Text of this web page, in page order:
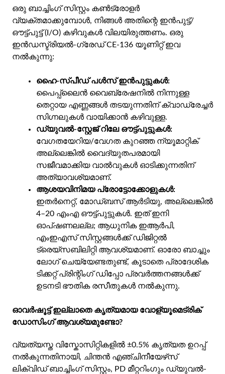
ഒരു ബാച്ചിംഗ് സിസ്റ്റം കൺട്രോളർ
വ്യക്തമാക്കുമ്പോൾ, നിങ്ങൾ അതിന്റെ ഇൻപുട്ട്/
ഔട്ട്പുട്ട് (I/O) കഴിവുകൾ വിലയിരുത്തണം. ഒരു
ഇൻഡസ്ട്രിയൽ-ഗ്രേഡ് CE-136 യൂണിറ്റ് ഇവ
നൽകുന്നു:
ഹൈ-സ്പീഡ് പൾസ് ഇൻപുട്ടുകൾ:
പൈപ്പ്‌ലൈൻ വൈബ്രേഷനിൽ നിന്നുള്ള
തെറ്റായ എണ്ണങ്ങൾ തടയുന്നതിന് ക്വാഡ്രേച്ചർ
സിഗ്നലുകൾ വായിക്കാൻ കഴിവുള്ള.
ഡ്യുവൽ-സ്റ്റേജ് റിലേ ഔട്ട്പുട്ടുകൾ:
വേഗതയേറിയ/വേഗത കുറഞ്ഞ ന്യൂമാറ്റിക്
അല്ലെങ്കിൽ വൈദ്യുതപരമായി
സജീവമാക്കിയ വാൽവുകൾ ഓടിക്കുന്നതിന്
അത്യാവശ്യമാണ്.
ആശയവിനിമയ പ്രോട്ടോക്കോളുകൾ:
ഇതർനെറ്റ്, മോഡ്ബസ് ആർ‌ടി‌യു, അല്ലെങ്കിൽ
4–20 എം‌എ ഔട്ട്‌പുട്ടുകൾ. ഇത് ഇനി
ഓപ്‌ഷണലല്ല; ആധുനിക ഇആർ‌പി,
എം‌ഇ‌എസ് സിസ്റ്റങ്ങൾക്ക് ഡിജിറ്റൽ
ട്രെയ്‌സബിലിറ്റി ആവശ്യമാണ്. ഓരോ ബാച്ചും
ലോഗ് ചെയ്യേണ്ടതുണ്ട്, കൂടാതെ പ്രാദേശിക
ടിക്കറ്റ് പ്രിന്റിംഗ് ഡിപ്പോ പ്രവർത്തനങ്ങൾക്ക്
ഉടനടി ഭൗതിക രസീതുകൾ നൽകുന്നു.
ഓവർഷൂട്ട് ഇല്ലാതെ കൃത്യമായ വോള്യൂമെട്രിക്
ഡോസിംഗ് ആവശ്യമുണ്ടോ?
വ്യത്യസ്ത വിസ്കോസിറ്റികളിൽ ±0.5% കൃത്യത ഉറപ്പ്
നൽകുന്നതിനായി, ചിന്തൻ എഞ്ചിനീയേഴ്‌സ്
ലിക്വിഡ് ബാച്ചിംഗ് സിസ്റ്റം, PD മീറ്ററിംഗും ഡ്യുവൽ-